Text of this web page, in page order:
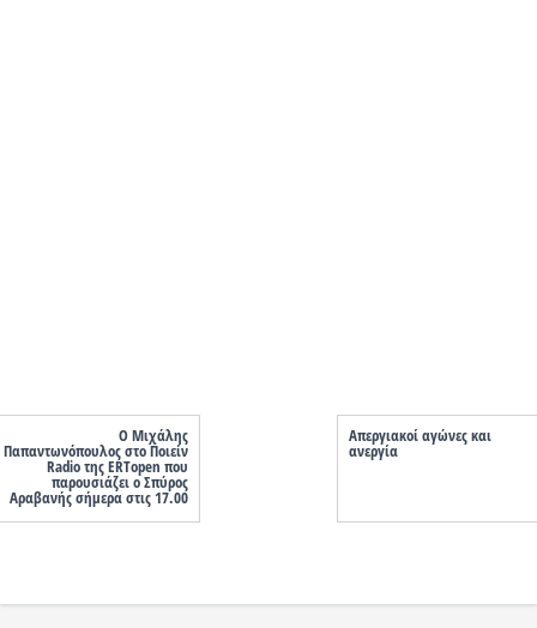
Ο Μιχάλης
Παπαντωνόπουλος στο Ποιείν
Radio της ERTopen που
παρουσιάζει ο Σπύρος
Αραβανής σήμερα στις 17.00
Απεργιακοί αγώνες και
ανεργία